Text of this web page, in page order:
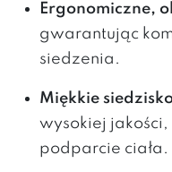
Ergonomiczne,
gwarantując
siedzenia.
Miękkie
wysokiej
podparcie ciała.